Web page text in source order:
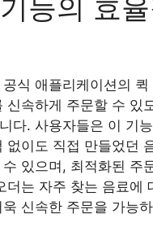
능의 효
식 애플리케이션의 퀵
신속하게 주문할 수 있
다. 사용자들은 이 기
없이도 직접 만들었던
있으며, 최적화된 주
더는 자주 찾는 음료에
신속한 주문을 가능